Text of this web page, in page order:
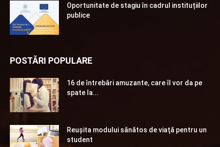
Oportunitate de stagiu în cadrul instituțiilor
publice
POSTĂRI POPULARE
16 de întrebări amuzante, care îl vor da pe
spate la...
Reuşita modului sănătos de viaţă pentru un
student